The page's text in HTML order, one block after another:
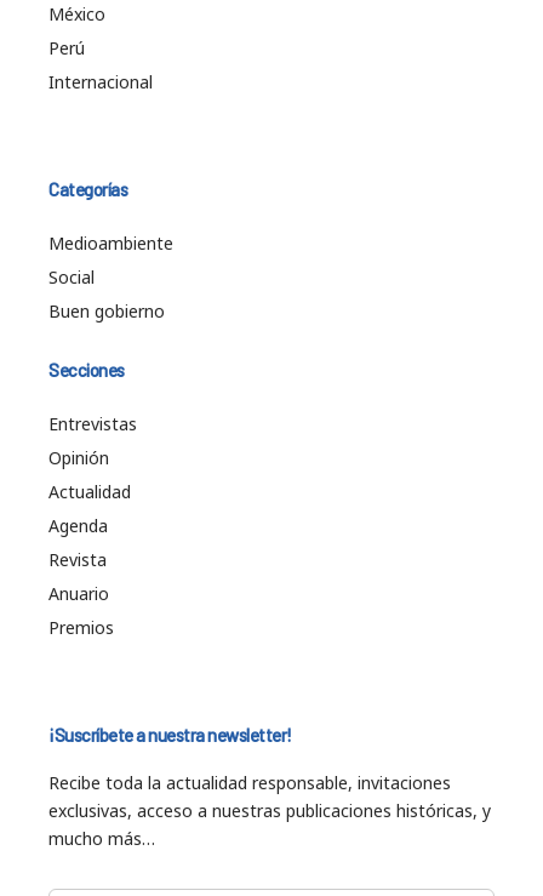
México
Perú
Internacional
Categorías
Medioambiente
Social
Buen gobierno
Secciones
Entrevistas
Opinión
Actualidad
Agenda
Revista
Anuario
Premios
¡Suscríbete a nuestra newsletter!
Recibe toda la actualidad responsable, invitaciones
exclusivas, acceso a nuestras publicaciones históricas, y
mucho más…